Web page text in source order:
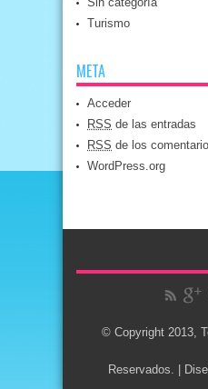
Turismo
META
Acceder
RSS de las entradas
RSS de los
WordPress.org
© Copyright 2013,
Reservados. |